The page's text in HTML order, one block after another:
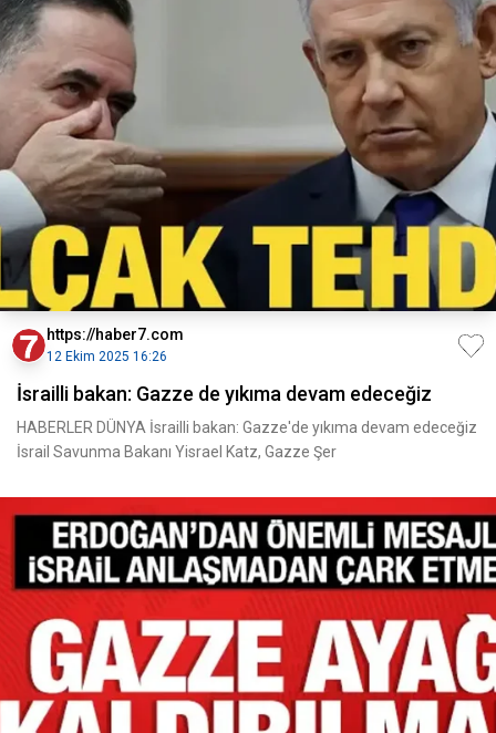
https://haber7.com
12 Ekim 2025 16:26
İsrailli bakan: Gazze de yıkıma devam edeceğiz
HABERLER DÜNYA İsrailli bakan: Gazze'de yıkıma devam edeceğiz
İsrail Savunma Bakanı Yisrael Katz, Gazze Şer